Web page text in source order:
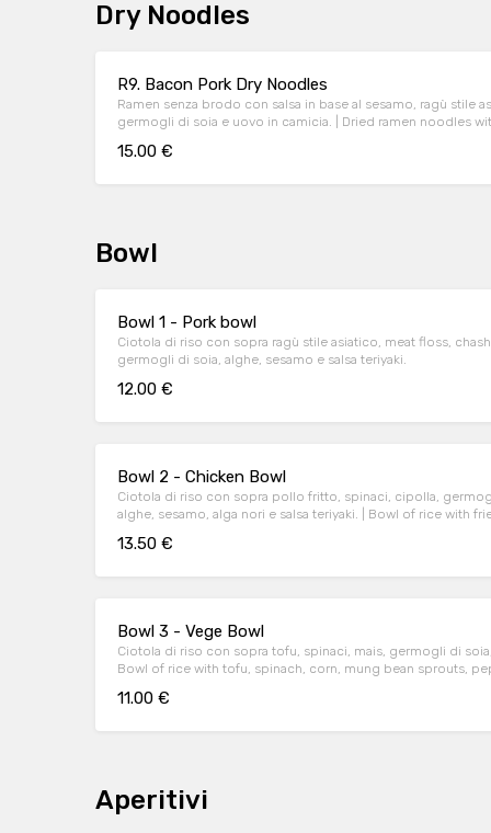
Dry Noodles
R9. Bacon Pork Dry Noodles
Ramen senza brodo con salsa in base al sesamo, ragù stile
germogli di soia e uovo in camicia. | Dried ramen noodles with sesame based sauce, asian style
15.00 €
Bowl
Bowl 1 - Pork bowl
Ciotola di riso con sopra ragù stile asiatico, meat floss,
germogli di soia, alghe, sesamo e salsa teriyaki.
12.00 €
Bowl 2 - Chicken Bowl
Ciotola di riso con sopra pollo fritto, spinaci, cipolla,
alghe, sesamo, alga nori e salsa teriyaki. | Bowl of rice with fried chicken, spinach, onions, mung
13.50 €
Bowl 3 - Vege Bowl
Ciotola di riso con sopra tofu, spinaci, mais, germogli di
Bowl of rice with tofu, spinach, corn, mung bean sprouts,
11.00 €
Aperitivi